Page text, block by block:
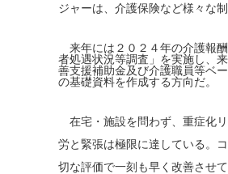
ジャーは、介護保険など様々な
来年には２０２４年の介護報
者処遇状況等調査」を実施し、
善支援補助金及び介護職員等ベ
の基礎資料を作成する方向だ。
在宅・施設を問わず、重症化
労と緊張は極限に達している。
切な評価で一刻も早く改善させて